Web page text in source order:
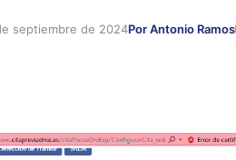
septiembre de 2024Por Antonio Ramos